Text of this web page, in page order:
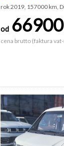
rok 2019, 157000 km,
od 66900
cena brutto (faktura